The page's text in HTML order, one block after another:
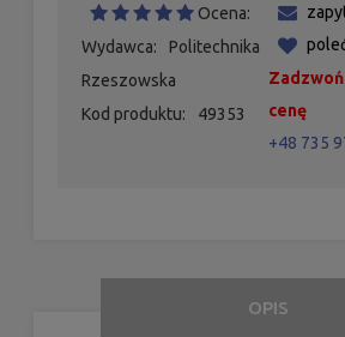
Ocena:
Wydawca:
Politechnika
Rzeszowska
Kod produktu:
49353
cenę
+48 735
OPIS